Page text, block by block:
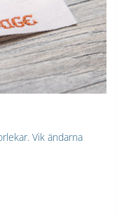
Vik ändarna